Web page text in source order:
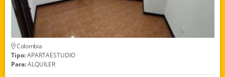
Colombia
Tipo:APARTAESTUDIO
Para:ALQUILER